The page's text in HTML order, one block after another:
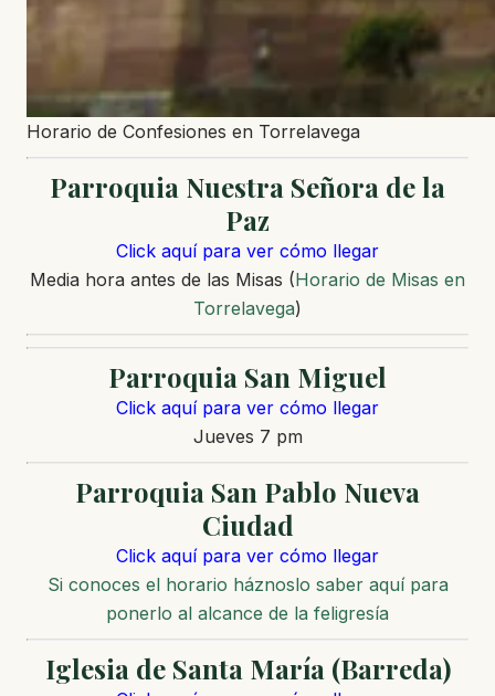
Horario de Confesiones en Torrelavega
Parroquia Nuestra Señora de la
Paz
Click aquí para ver cómo llegar
Media hora antes de las Misas (Horario de Misas en
Torrelavega)
Parroquia San Miguel
Click aquí para ver cómo llegar
Jueves 7 pm
Parroquia San Pablo Nueva
Ciudad
Click aquí para ver cómo llegar
Si conoces el horario háznoslo saber aquí para
ponerlo al alcance de la feligresía
Iglesia de Santa María (Barreda)